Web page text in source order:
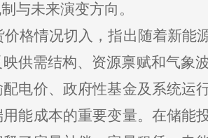
与未来演变方向。
格情况切入，指出随着新能
供需结构、资源禀赋和气象
电价、政府性基金及系统运
能成本的重要变量。在储能